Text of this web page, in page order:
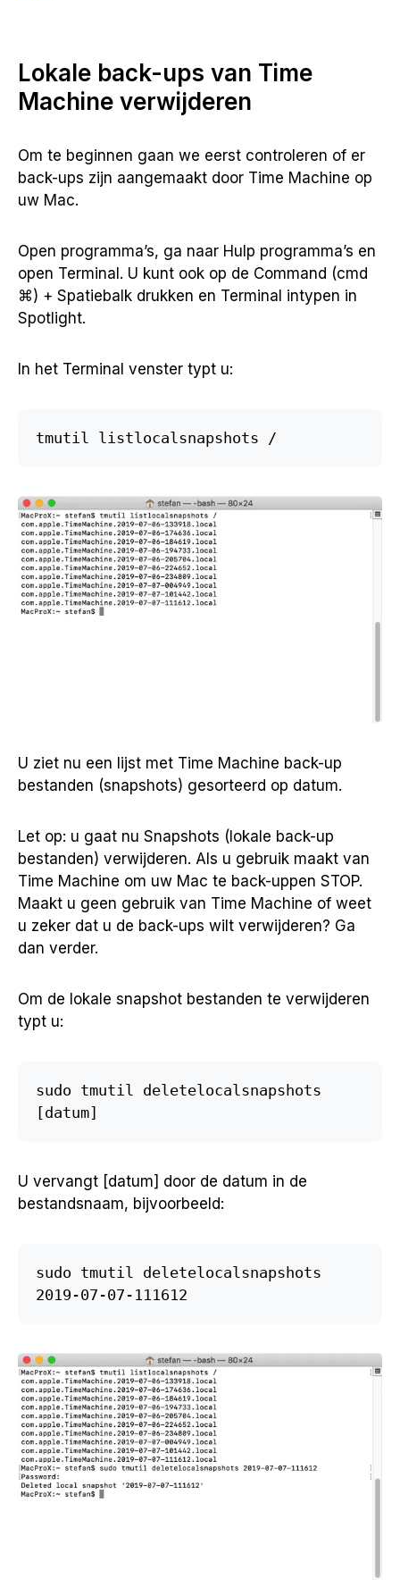
Lokale back-ups van Time
Machine verwijderen
Om te beginnen gaan we eerst controleren of er
back-ups zijn aangemaakt door Time Machine op
uw Mac.
Open programma’s, ga naar Hulp programma’s en
open Terminal. U kunt ook op de Command (cmd
⌘) + Spatiebalk drukken en Terminal intypen in
Spotlight.
In het Terminal venster typt u:
tmutil listlocalsnapshots /
U ziet nu een lijst met Time Machine back-up
bestanden (snapshots) gesorteerd op datum.
Let op: u gaat nu Snapshots (lokale back-up
bestanden) verwijderen. Als u gebruik maakt van
Time Machine om uw Mac te back-uppen STOP.
Maakt u geen gebruik van Time Machine of weet
u zeker dat u de back-ups wilt verwijderen? Ga
dan verder.
Om de lokale snapshot bestanden te verwijderen
typt u:
sudo tmutil deletelocalsnapshots
[datum]
U vervangt [datum] door de datum in de
bestandsnaam, bijvoorbeeld:
sudo tmutil deletelocalsnapshots
2019-07-07-111612